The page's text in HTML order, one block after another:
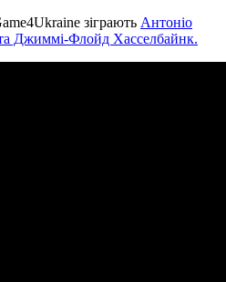
зіграють Антоніо
та Джиммі-Флойд Хасселбайнк.